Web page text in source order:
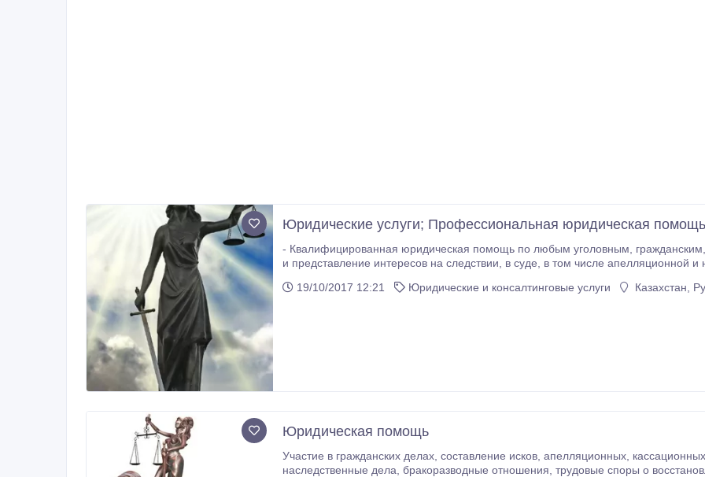
Юридические услуги; Профессиональная юридическая помощь
- Квалифицированная юридическая помощь по любым уголовным, гражданским, семейным, трудовым, и другим делам. - Защита
и представление интересов на следствии, в суде, в том числе апелляционной и надзорной инстанции. - Составление исковых
19/10/2017 12:21
Юридические и консалтинговые услуги Казахстан,
Юридическая помощь
Участие в гражданских делах, составление исков, апелляционных, кассационных жалоб. Взыскание задолженности через суд,
наследственные дела, бракоразводные отношения, трудовые споры о восстановлении на работе. Уголовные дела на стороне